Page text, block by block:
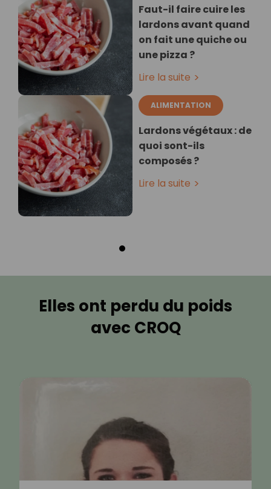
Faut-il faire cuire les
lardons avant quand
on fait une quiche ou
une pizza ?
Lire la suite
ALIMENTATION
Lardons végétaux : de
quoi sont-ils
composés ?
Lire la suite
Elles ont perdu du poids
avec CROQ